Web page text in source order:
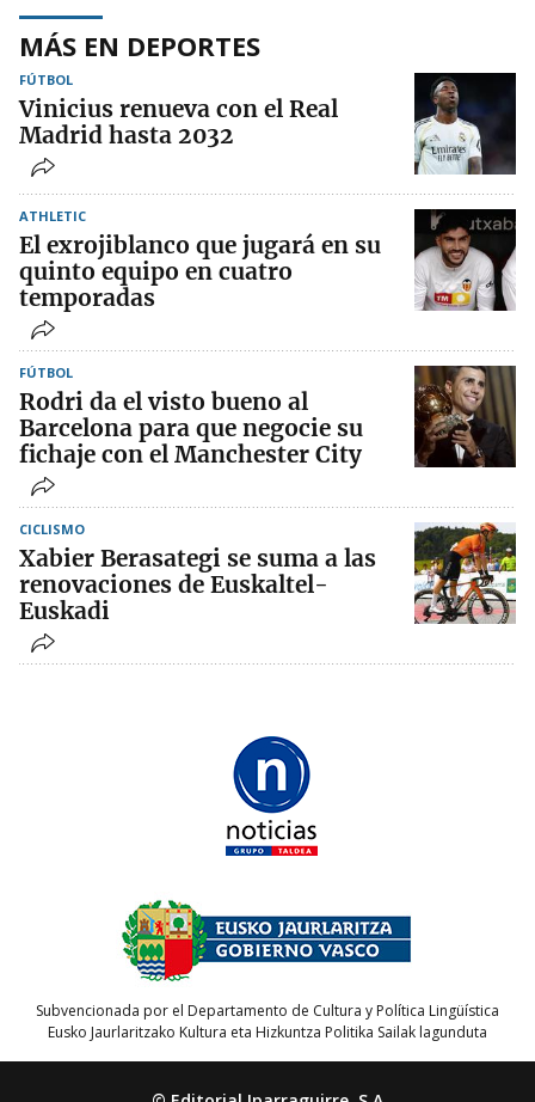
MÁS EN DEPORTES
FÚTBOL
Vinicius renueva con el Real
Madrid hasta 2032
ATHLETIC
El exrojiblanco que jugará en su
quinto equipo en cuatro
temporadas
FÚTBOL
Rodri da el visto bueno al
Barcelona para que negocie su
fichaje con el Manchester City
CICLISMO
Xabier Berasategi se suma a las
renovaciones de Euskaltel-
Euskadi
Subvencionada por el Departamento de Cultura y Política Lingüística
Eusko Jaurlaritzako Kultura eta Hizkuntza Politika Sailak lagunduta